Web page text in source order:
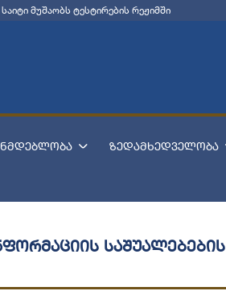
საიტი მუშაობს ტესტირების რეჟიმში
ზედამხედველობა
საშუალებების